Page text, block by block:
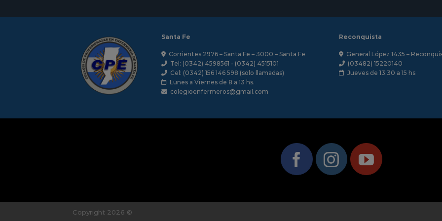
Santa Fe
Corrientes 2976 – Santa Fe – 3000 – Santa Fe
Tel: (0342) 4598561 - (0342) 4515101
Cel: (0342) 156 146 598 (solo llamadas)
Lunes a Viernes de 8 a 13 hs.
colegioenfermeros@gmail.com
Reconquista
General López 1435 –
(03482) 15220140
Jueves de 13:30 a 15 hs
Copyright 2026 ©